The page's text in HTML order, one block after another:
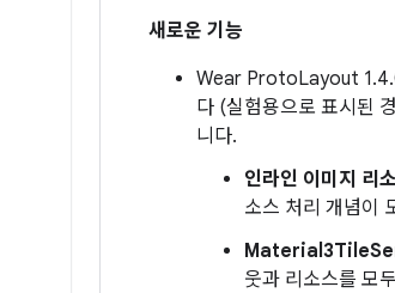
새로운 기능
Wear ProtoLayout
다 (실험용으로 표시된
니다.
인라인 이미지 리
소스 처리 개념이
웃과 리소스를 모